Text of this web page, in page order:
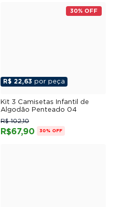
30% OFF
R$ 22,63 por peça
Kit 3 Camisetas Infantil de
Algodão Penteado 04
R$67,90
R$ 102,10
30% OFF